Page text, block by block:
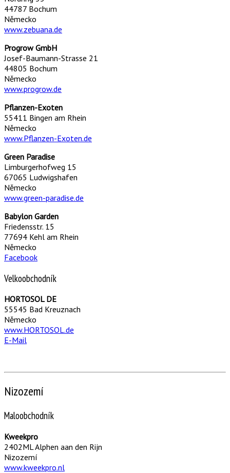
44787 Bochum
Německo
www.zebuana.de
Progrow GmbH
Josef-Baumann-Strasse 21
44805 Bochum
Německo
www.progrow.de
Pflanzen-Exoten
55411 Bingen am Rhein
Německo
www.Pflanzen-Exoten.de
Green Paradise
Limburgerhofweg 15
67065 Ludwigshafen
Německo
www.green-paradise.de
Babylon Garden
Friedensstr. 15
77694 Kehl am Rhein
Německo
Facebook
Velkoobchodník
HORTOSOL DE
55545 Bad Kreuznach
Německo
www.HORTOSOL.de
E-Mail
Nizozemí
Maloobchodník
Kweekpro
2402ML Alphen aan den Rijn
Nizozemí
www.kweekpro.nl